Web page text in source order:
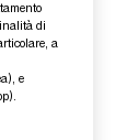
di
a
e